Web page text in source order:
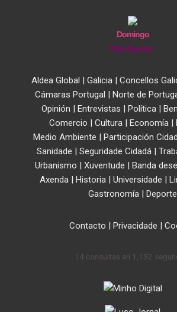
Domingo
9 de Agosto
Aldea Global | Galicia| Concellos
Cámaras Portugal | Norte de
Opinión | Entrevistas | Política|
Comercio | Cultura | Economía |
Medio Ambiente | Participación
Sanidade | Seguridade Cidadá |
Urbanismo | Xuventude | Banda
Axenda| Historia| Universidade |
Gastronomía | Deporte
Contacto | Privacidade |
14 consultas en 1,152